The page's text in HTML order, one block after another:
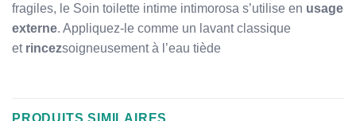
fragiles, le Soin toilette intime intimorosa s’utilise en usage
externe. Appliquez-le comme un lavant classique
et rincezsoigneusement à l’eau tiède